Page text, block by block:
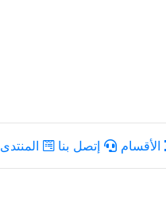
الأقسام إتصل بنا المنتدى